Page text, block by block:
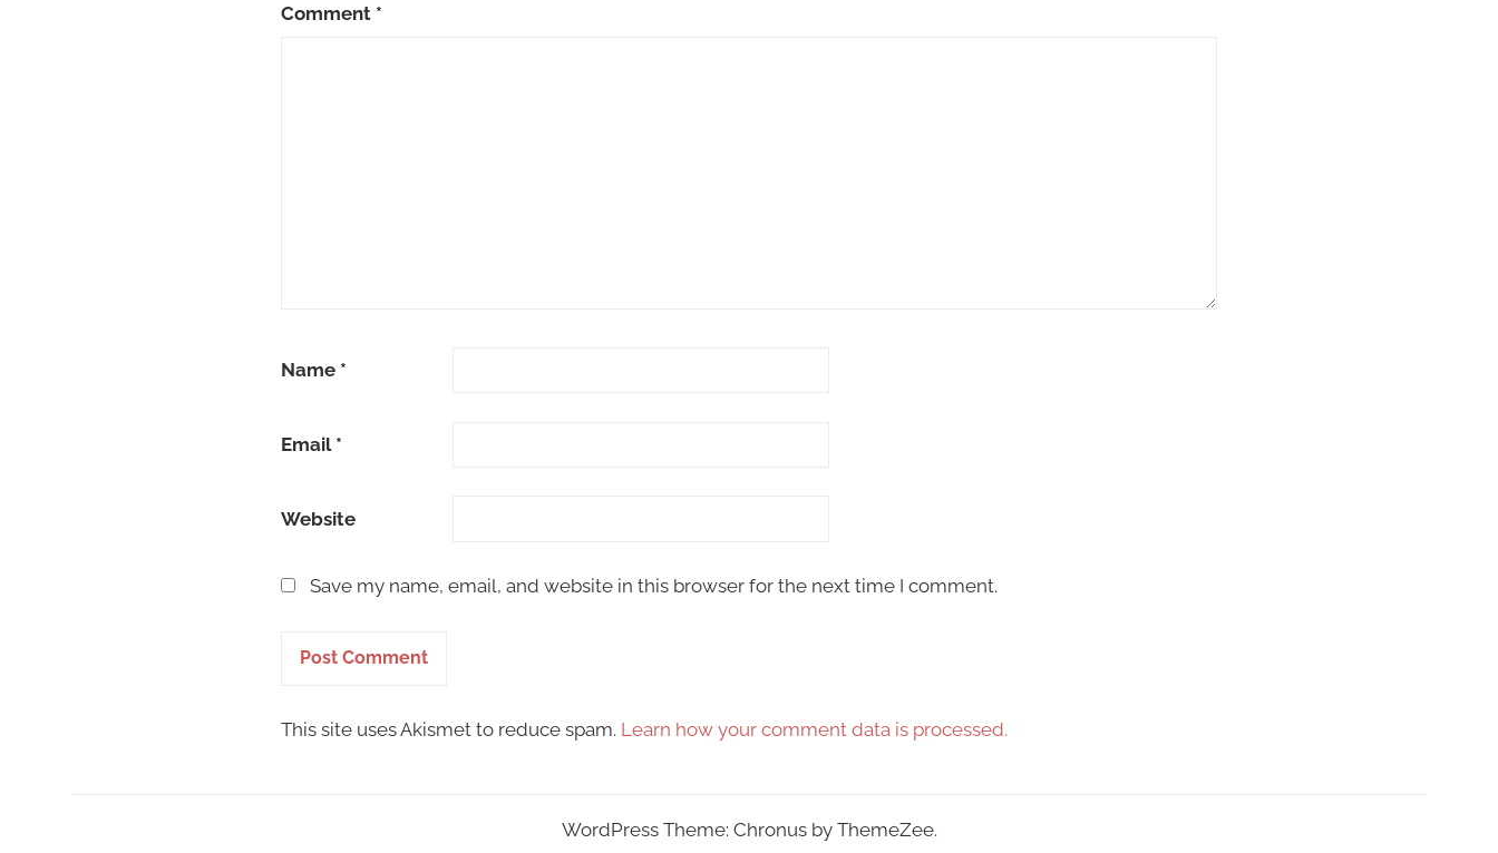
Comment *
Name *
Email *
Website
Save my name, email, and website in this browser for the next time I comment.
This site uses Akismet to reduce spam. Learn how your comment data is processed.
WordPress Theme: Chronus by ThemeZee.